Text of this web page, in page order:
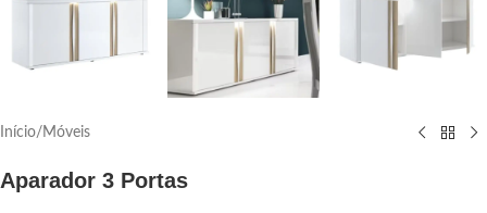
Início/ Móveis
Aparador 3 Portas